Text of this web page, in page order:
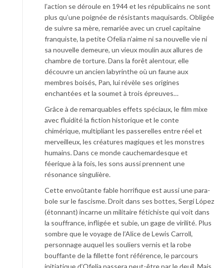
l’action se déroule en 1944 et les républicains ne sont
plus qu’une poignée de résistants maquisards. Obligée
de suivre sa mère, remariée avec un cruel capitaine
franquiste, la petite Ofelia n’aime ni sa nouvelle vie ni
sa nouvelle demeure, un vieux moulin aux allures de
chambre de torture. Dans la forêt alentour, elle
découvre un ancien labyrinthe où un faune aux
membres boisés, Pan, lui révèle ses origines
enchantées et la soumet à trois épreuves…
Grâce à de remarquables effets spéciaux, le film mixe
avec fluidité la fiction historique et le conte
chimérique, multipliant les passerelles entre réel et
merveilleux, les créatures magiques et les monstres
humains. Dans ce monde cauchemardesque et
féerique à la fois, les sons aussi prennent une
résonance singulière.
Cette envoûtante fable horrifique est aussi une para­
bole sur le fascisme. Droit dans ses bottes, Sergi López
(étonnant) incarne un militaire fétichiste qui voit dans
la souffrance, infligée et subie, un gage de virilité. Plus
sombre que le voyage de l’Alice de Lewis Carroll,
personnage auquel les souliers vernis et la robe
bouffante de la fil­lette font référence, le parcours
initiatique d’Ofelia passera peut-être par le deuil. Mais